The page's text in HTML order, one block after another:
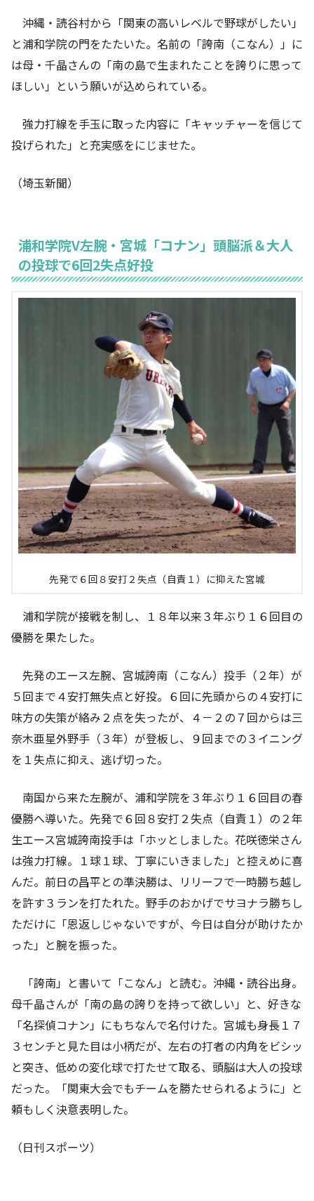
沖縄・読谷村から「関東の高いレベルで野球がしたい」
と浦和学院の門をたたいた。名前の「誇南（こなん）」に
は母・千晶さんの「南の島で生まれたことを誇りに思って
ほしい」という願いが込められている。
強力打線を手玉に取った内容に「キャッチャーを信じて
投げられた」と充実感をにじませた。
（埼玉新聞）
浦和学院V左腕・宮城「コナン」頭脳派＆大人
の投球で6回2失点好投
先発で６回８安打２失点（自責１）に抑えた宮城
浦和学院が接戦を制し、１８年以来３年ぶり１６回目の
優勝を果たした。
先発のエース左腕、宮城誇南（こなん）投手（２年）が
５回まで４安打無失点と好投。６回に先頭からの４安打に
味方の失策が絡み２点を失ったが、４－２の７回からは三
奈木亜星外野手（３年）が登板し、９回までの３イニング
を１失点に抑え、逃げ切った。
南国から来た左腕が、浦和学院を３年ぶり１６回目の春
優勝へ導いた。先発で６回８安打２失点（自責１）の２年
生エース宮城誇南投手は「ホッとしました。花咲徳栄さん
は強力打線。１球１球、丁寧にいきました」と控えめに喜
んだ。前日の昌平との準決勝は、リリーフで一時勝ち越し
を許す３ランを打たれた。野手のおかげでサヨナラ勝ちし
ただけに「恩返しじゃないですが、今日は自分が助けたか
った」と腕を振った。
「誇南」と書いて「こなん」と読む。沖縄・読谷出身。
母千晶さんが「南の島の誇りを持って欲しい」と、好きな
「名探偵コナン」にもちなんで名付けた。宮城も身長１７
３センチと見た目は小柄だが、左右の打者の内角をビシッ
と突き、低めの変化球で打たせて取る、頭脳は大人の投球
だった。「関東大会でもチームを勝たせられるように」と
頼もしく決意表明した。
（日刊スポーツ）